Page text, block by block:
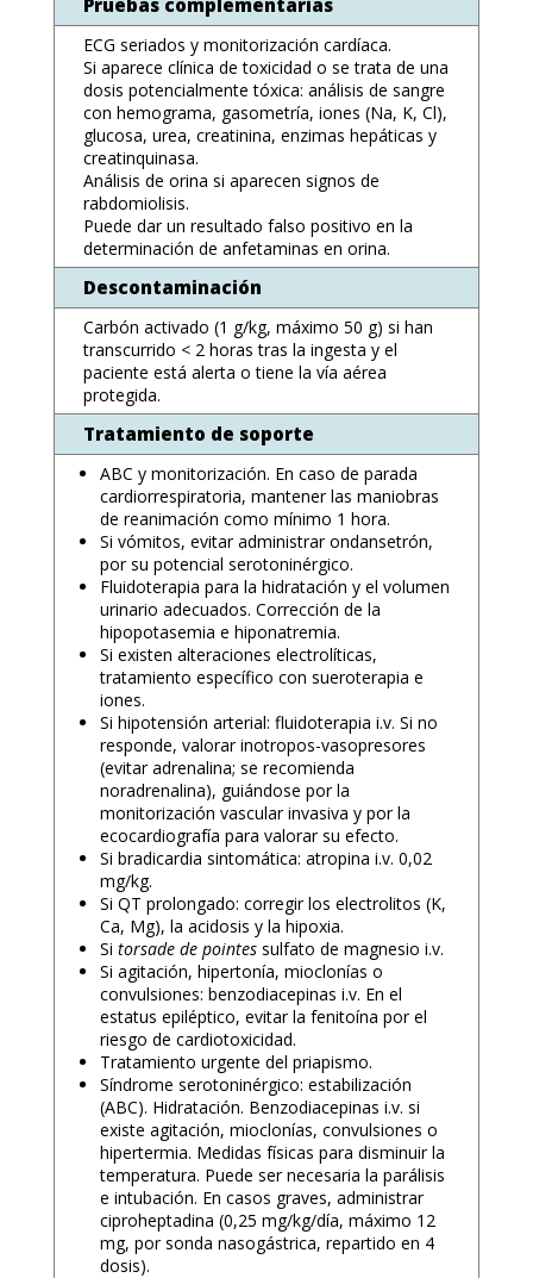
Pruebas complementarias
ECG seriados y monitorización cardíaca.
Si aparece clínica de toxicidad o se trata de una
dosis potencialmente tóxica: análisis de sangre
con hemograma, gasometría, iones (Na, K, Cl),
glucosa, urea, creatinina, enzimas hepáticas y
creatinquinasa.
Análisis de orina si aparecen signos de
rabdomiolisis.
Puede dar un resultado falso positivo en la
determinación de anfetaminas en orina.
Descontaminación
Carbón activado (1 g/kg, máximo 50 g) si han
transcurrido < 2 horas tras la ingesta y el
paciente está alerta o tiene la vía aérea
protegida.
Tratamiento de soporte
ABC y monitorización. En caso de parada
cardiorrespiratoria, mantener las maniobras
de reanimación como mínimo 1 hora.
Si vómitos, evitar administrar ondansetrón,
por su potencial serotoninérgico.
Fluidoterapia para la hidratación y el volumen
urinario adecuados. Corrección de la
hipopotasemia e hiponatremia.
Si existen alteraciones electrolíticas,
tratamiento específico con sueroterapia e
iones.
Si hipotensión arterial: fluidoterapia i.v. Si no
responde, valorar inotropos-vasopresores
(evitar adrenalina; se recomienda
noradrenalina), guiándose por la
monitorización vascular invasiva y por la
ecocardiografía para valorar su efecto.
Si bradicardia sintomática: atropina i.v. 0,02
mg/kg.
Si QT prolongado: corregir los electrolitos (K,
Ca, Mg), la acidosis y la hipoxia.
Si torsade de pointessulfato de magnesio i.v.
Si agitación, hipertonía, mioclonías o
convulsiones: benzodiacepinas i.v. En el
estatus epiléptico, evitar la fenitoína por el
riesgo de cardiotoxicidad.
Tratamiento urgente del priapismo.
Síndrome serotoninérgico: estabilización
(ABC). Hidratación. Benzodiacepinas i.v. si
existe agitación, mioclonías, convulsiones o
hipertermia. Medidas físicas para disminuir la
temperatura. Puede ser necesaria la parálisis
e intubación. En casos graves, administrar
ciproheptadina (0,25 mg/kg/día, máximo 12
mg, por sonda nasogástrica, repartido en 4
dosis).